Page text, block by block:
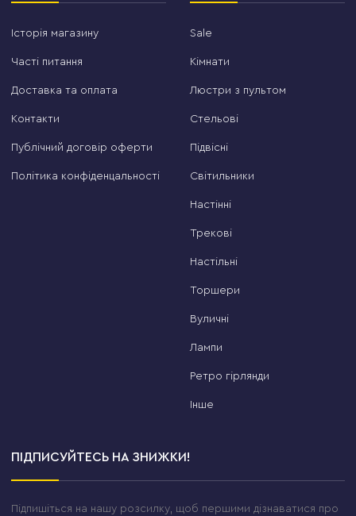
Історія магазину
Часті питання
Доставка та оплата
Контакти
Публічний договір оферти
Політика конфіденцальності
Sale
Кімнати
Люстри з пультом
Стельові
Підвісні
Світильники
Настінні
Трекові
Настільні
Торшери
Вуличні
Лампи
Ретро гірлянди
Інше
ПІДПИСУЙТЕСЬ НА ЗНИЖКИ!
Підпишіться на нашу розсилку, щоб першими дізнаватися про